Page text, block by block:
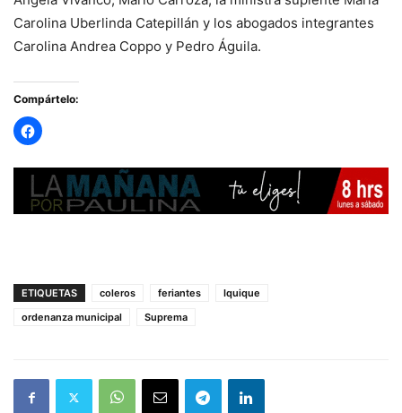
Carolina Uberlinda Catepillán y los abogados integrantes
Carolina Andrea Coppo y Pedro Águila.
Compártelo:
ETIQUETAS coleros feriantes
Iquique
ordenanza municipal
Suprema